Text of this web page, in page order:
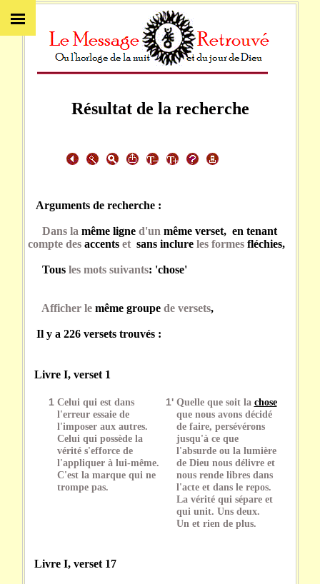
Résultat de la recherche
Arguments de recherche :
Dans la même ligne d'un même verset, en tenant
compte des accents et sans inclureles formes fléchies,
Tous les mots suivants: 'chose'
Afficher le même groupede versets,
Il y a 226 versets trouvés :
Livre I, verset 1
1 Celui qui est dans
l'erreur essaie de
l'imposer aux autres.
Celui qui possède la
vérité s'efforce de
l'appliquer à lui-même.
C'est la marque qui ne
trompe pas.
1' Quelle que soit la chose
que nous avons décidé
de faire, persévérons
jusqu'à ce que
l'absurde ou la lumière
de Dieu nous délivre et
nous rende libres dans
l'acte et dans le repos.
La vérité qui sépare et
qui unit. Uns deux.
Un et rien de plus.
Livre I, verset 17